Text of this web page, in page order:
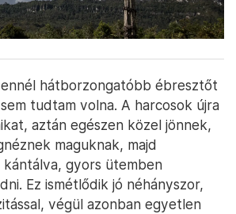
hátborzongatóbb ébresztőt
tudtam volna. A harcosok újra
aztán egészen közel jönnek,
maguknak, majd
gyors ütemben
Ez ismétlődik jó néhányszor,
végül azonban egyetlen